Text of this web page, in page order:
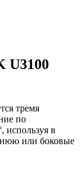
U3100
тремя
по
используя в
или боковые